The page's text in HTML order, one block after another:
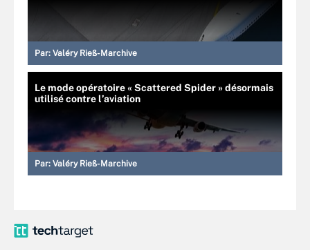
Par: Valéry Rieß-Marchive
Le mode opératoire « Scattered Spider » désormais
utilisé contre l’aviation
Par: Valéry Rieß-Marchive